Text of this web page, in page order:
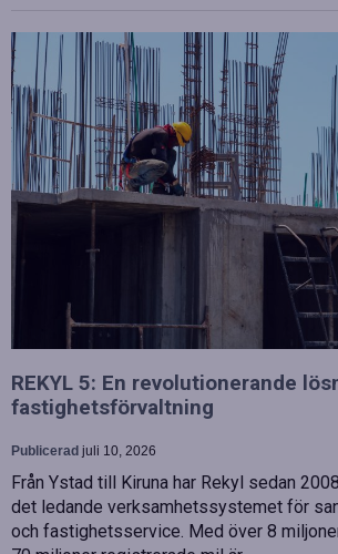
REKYL 5: En revolutionerande
fastighetsförvaltning
Publicerad juli 10, 2026
Från Ystad till Kiruna har Rekyl sedan
det ledande verksamhetssystemet för
och fastighetsservice. Med över 8